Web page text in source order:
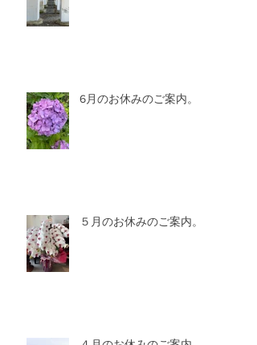
6月のお休みのご案内。
５月のお休みのご案内。